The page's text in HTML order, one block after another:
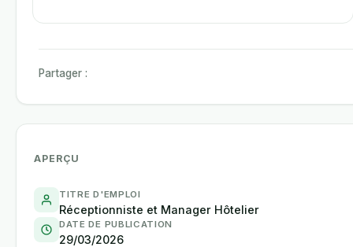
Partager :
APERÇU
TITRE D'EMPLOI
Réceptionniste et Manager Hôtelier
DATE DE PUBLICATION
29/03/2026